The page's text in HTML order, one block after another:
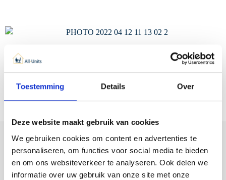
Toestemming Details Over
Deze website maakt gebruik van cookies
We gebruiken cookies om content en advertenties te
personaliseren, om functies voor social media te bieden
en om ons websiteverkeer te analyseren. Ook delen we
informatie over uw gebruik van onze site met onze
Unik for våre studentboliger
Moderne møbler og finish